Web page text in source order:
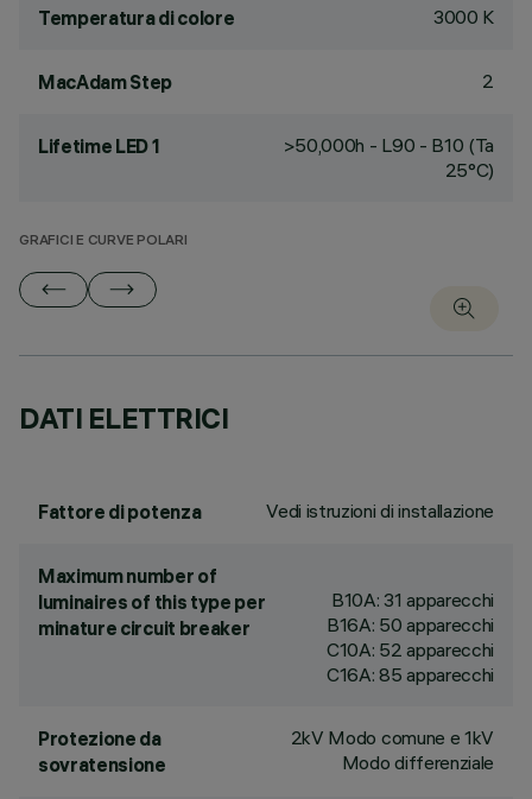
Temperatura di colore 3000 K
MacAdam Step 2
Lifetime LED 1
>50,000h - L90 - B10 (Ta
25°C)
GRAFICI E CURVE POLARI
DATI ELETTRICI
Fattore di potenza Vedi istruzioni di installazione
Maximum number of
luminaires of this type per
minature circuit breaker
B10A: 31 apparecchi
B16A: 50 apparecchi
C10A: 52 apparecchi
C16A: 85 apparecchi
Protezione da
sovratensione
2kV Modo comune e 1kV
Modo differenziale